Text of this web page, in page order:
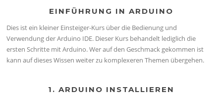
EINFÜHRUNG IN ARDUINO
Dies ist ein kleiner Einsteiger-Kurs über die Bedienung und
Verwendung der Arduino IDE. Dieser Kurs behandelt lediglich die
ersten Schritte mit Arduino. Wer auf den Geschmack gekommen ist
kann auf dieses Wissen weiter zu komplexeren Themen übergehen.
1. ARDUINO INSTALLIEREN